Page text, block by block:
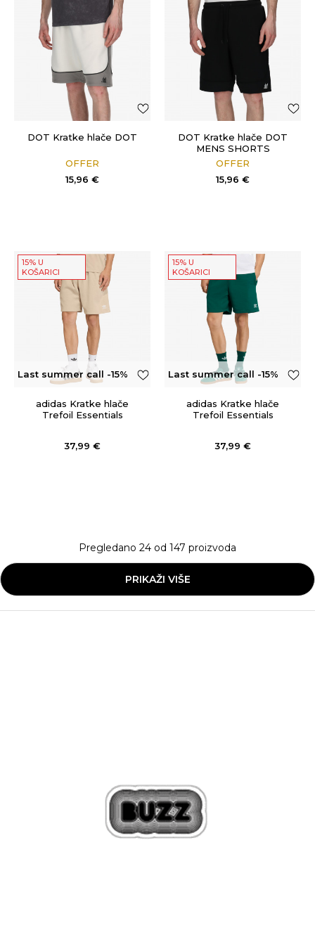
DOT Kratke hlače DOT
OFFER
15,96 €
DOT Kratke hlače DOT
MENS SHORTS
OFFER
15,96 €
15% U
KOŠARICI
Last summer call -15%
adidas Kratke hlače
Trefoil Essentials
37,99 €
15% U
KOŠARICI
Last summer call -15%
adidas Kratke hlače
Trefoil Essentials
37,99 €
Pregledano 24 od 147 proizvoda
PRIKAŽI VIŠE